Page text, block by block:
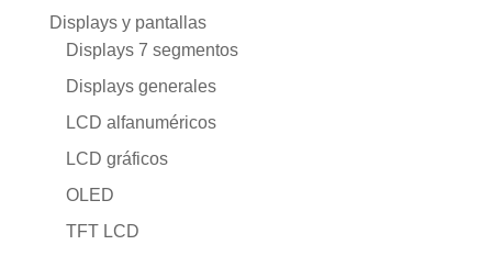
Displays y pantallas
Displays 7 segmentos
Displays generales
LCD alfanuméricos
LCD gráficos
OLED
TFT LCD